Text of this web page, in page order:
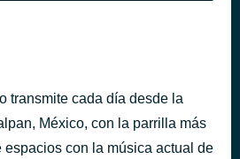
transmite cada día desde la
México, con la parrilla más
espacios con la música actual de